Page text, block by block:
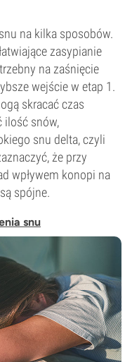
na kilka sposobów.
zasypianie
na zaśnięcie
wejście w etap 1.
skracać czas
ilość snów,
snu delta, czyli
że przy
wpływem konopi na
spójne.
snu